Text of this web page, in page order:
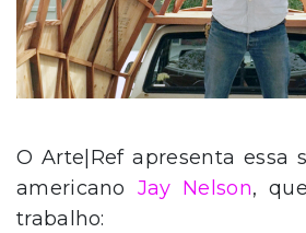
O Arte|Ref apresenta essa
americano Jay Nelson,
trabalho: